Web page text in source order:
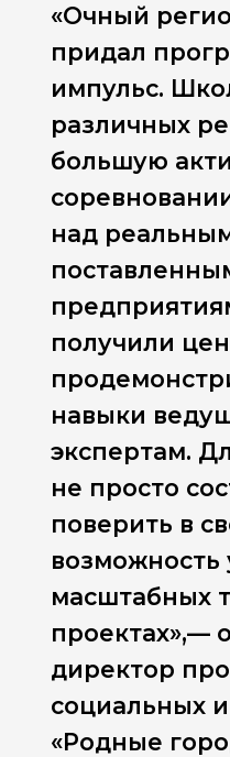
«Очный
придал
импульс.
различных
большую
над
получили
навыки
экспертам.
не просто
поверить в
возможность
масштабных
проектах»,—
директор
социальных
«Родные